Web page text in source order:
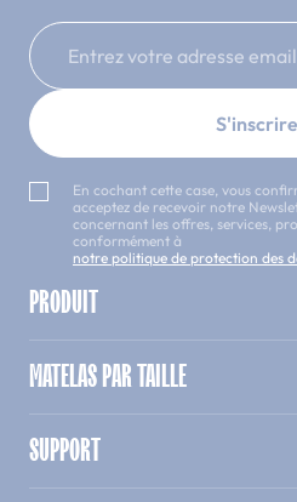
Entrez votre adresse email
S'inscrire
En cochant cette case, vous
acceptez de recevoir notre
concernant les offres, services,
conformément à
notre politique de protection des
PRODUIT
MATELAS PAR TAILLE
SUPPORT